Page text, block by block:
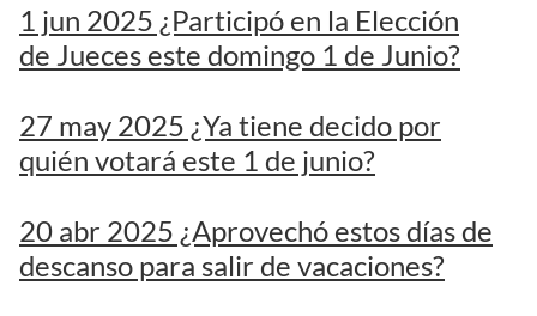
1 jun 2025 ¿Participó en la Elección
de Jueces este domingo 1 de Junio?
27 may 2025 ¿Ya tiene decido por
quién votará este 1 de junio?
20 abr 2025 ¿Aprovechó estos días de
descanso para salir de vacaciones?